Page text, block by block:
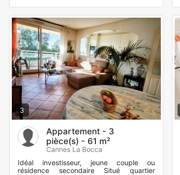
3
Appartement - 3
pièce(s) - 61 m²
Cannes La Bocca
Idéal investisseur, jeune couple ou
résidence secondaire Situé quartier